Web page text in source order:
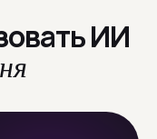
ИИ